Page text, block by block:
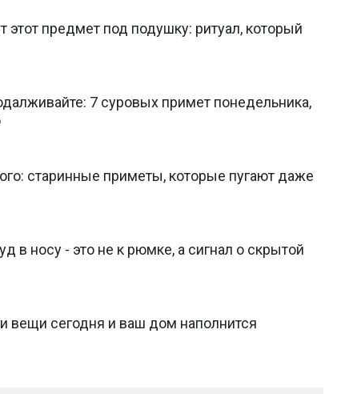
предмет под подушку: ритуал, который
7 суровых примет понедельника,
старинные приметы, которые пугают даже
в носу - это не к рюмке, а сигнал о скрытой
вещи сегодня и ваш дом наполнится